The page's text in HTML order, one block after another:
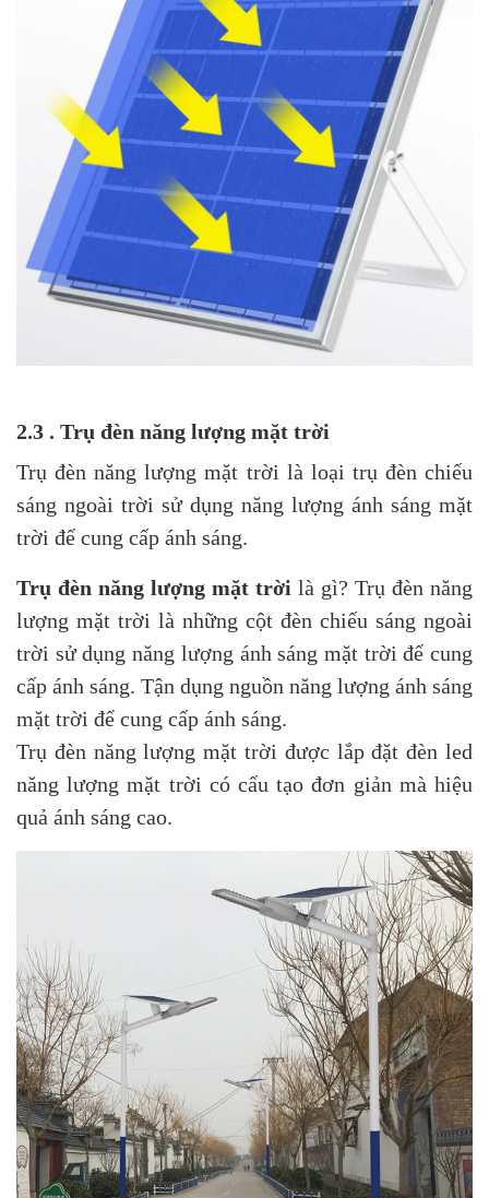
2.3 . Trụ đèn năng lượng mặt trời
Trụ đèn năng lượng mặt trời là loại trụ đèn chiếu
sáng ngoài trời sử dụng năng lượng ánh sáng mặt
trời để cung cấp ánh sáng.
Trụ đèn năng lượng mặt trời là gì? Trụ đèn năng
lượng mặt trời là những cột đèn chiếu sáng ngoài
trời sử dụng năng lượng ánh sáng mặt trời để cung
cấp ánh sáng. Tận dụng nguồn năng lượng ánh sáng
mặt trời để cung cấp ánh sáng.
Trụ đèn năng lượng mặt trời được lắp đặt đèn led
năng lượng mặt trời có cấu tạo đơn giản mà hiệu
quả ánh sáng cao.